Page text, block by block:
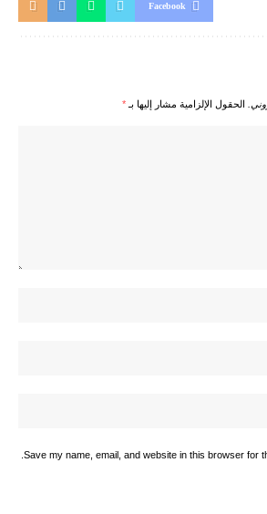
Facebook
الحقول الإلزامية مشار إليها بـ*
Save my name, email, and website in this browser for